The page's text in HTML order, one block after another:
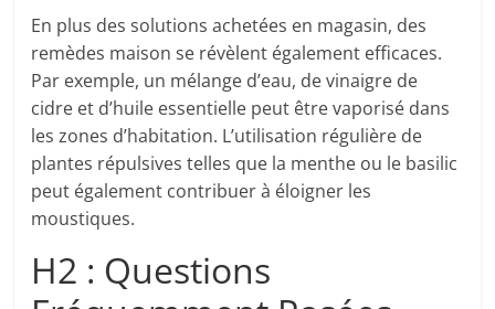
En plus des solutions achetées en magasin, des
remèdes maison se révèlent également efficaces.
Par exemple, un mélange d’eau, de vinaigre de
cidre et d’huile essentielle peut être vaporisé dans
les zones d’habitation. L’utilisation régulière de
plantes répulsives telles que la menthe ou le basilic
peut également contribuer à éloigner les
moustiques.
H2 : Questions